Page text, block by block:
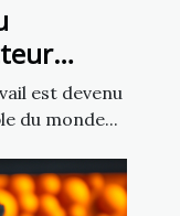
une
est devenu
du monde...